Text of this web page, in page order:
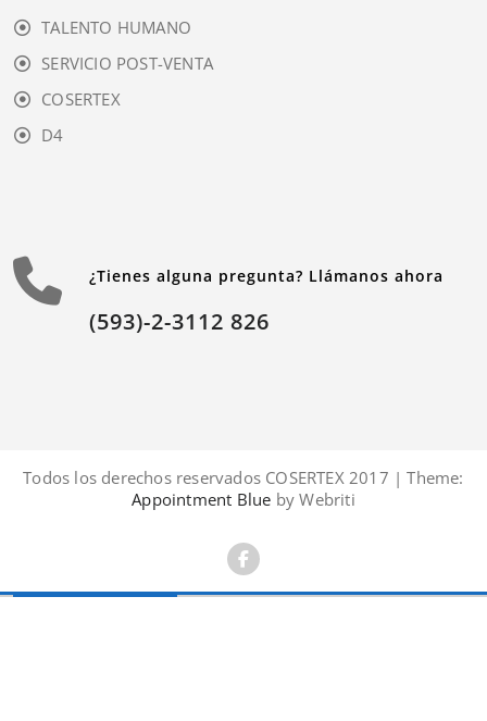
TALENTO HUMANO
SERVICIO POST-VENTA
COSERTEX
D4
¿Tienes alguna pregunta? Llámanos ahora
(593)-2-3112 826
Todos los derechos reservados COSERTEX 2017 | Theme:
Appointment Blue by Webriti